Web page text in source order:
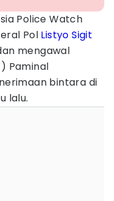
Police Watch
Pol Listyo Sigit
mengawal
) Paminal
bintara di
lalu.